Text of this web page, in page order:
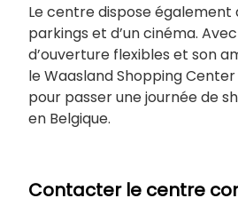
Le centre dispose également
parkings et d’un cinéma.
d’ouverture flexibles et son
le Waasland Shopping
pour passer une journée de
en Belgique.
Contacter le centre